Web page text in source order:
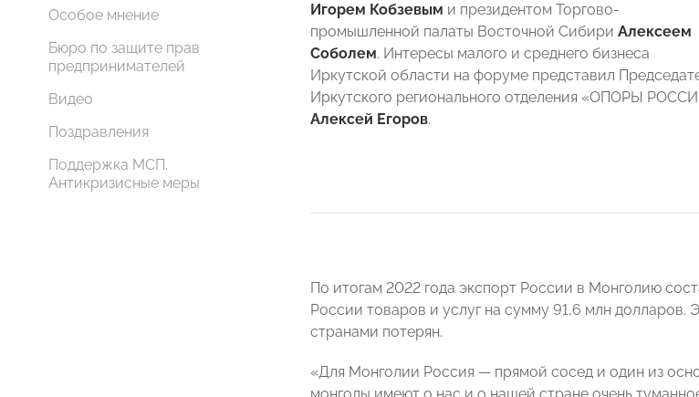
Особое мнение
Бюро по защите прав
предпринимателей
Видео
Поздравления
Поддержка МСП.
Антикризисные меры
Игорем Кобзевым и президентом Торгово-
промышленной палаты Восточной Сибири Алексеем
Соболем. Интересы малого и среднего бизнеса
Иркутской области на форуме представил
Иркутского регионального отделения «ОПОРЫ
Алексей Егоров.
По итогам 2022 года экспорт России в Монголию
России товаров и услуг на сумму 91,6 млн долларов.
странами потерян.
«Для Монголии Россия — прямой сосед и один из